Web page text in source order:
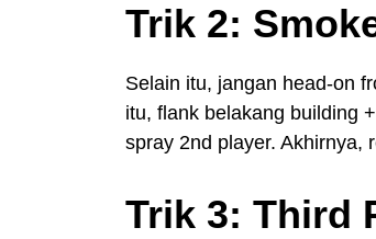
Trik 2:
Selain itu, jangan head-on
itu, flank belakang building
spray 2nd player. Akhirnya,
Trik 3: Third